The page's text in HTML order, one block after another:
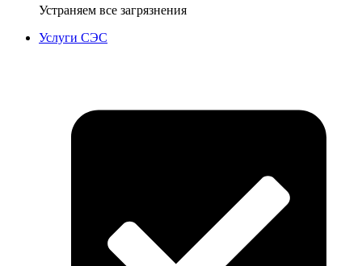
Устраняем все загрязнения
Услуги СЭС